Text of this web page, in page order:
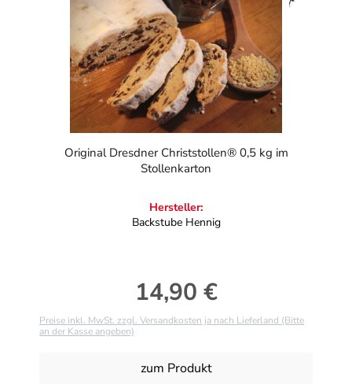
Original Dresdner Christstollen® 0,5 kg im
Stollenkarton
Hersteller:
Backstube Hennig
Regulärer Preis:
14,90 €
Preise inkl. MwSt. zzgl. Versandkosten ja nach Lieferland (Bitte
an der Kasse angeben)
zum Produkt